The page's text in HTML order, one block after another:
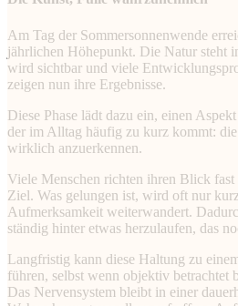
Am Tag der Sommersonnenwende
jährlichen Höhepunkt. Die Natur steht
wird sichtbar und viele
zeigen nun ihre Ergebnisse.
Diese Phase lädt dazu ein, einen
der im Alltag häufig zu kurz kommt:
wirklich anzuerkennen.
Viele Menschen richten ihren Blick fast
Ziel. Was gelungen ist, wird oft nur
Aufmerksamkeit weiterwandert.
ständig hinter etwas herzulaufen, das
Langfristig kann diese Haltung zu
führen, selbst wenn objektiv betrachtet
Das Nervensystem bleibt in einer